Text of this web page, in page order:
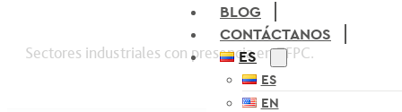
BLOG
CONTÁCTANOS
ES
ES
EN
Sectores industriales con presencia en ZFPC.